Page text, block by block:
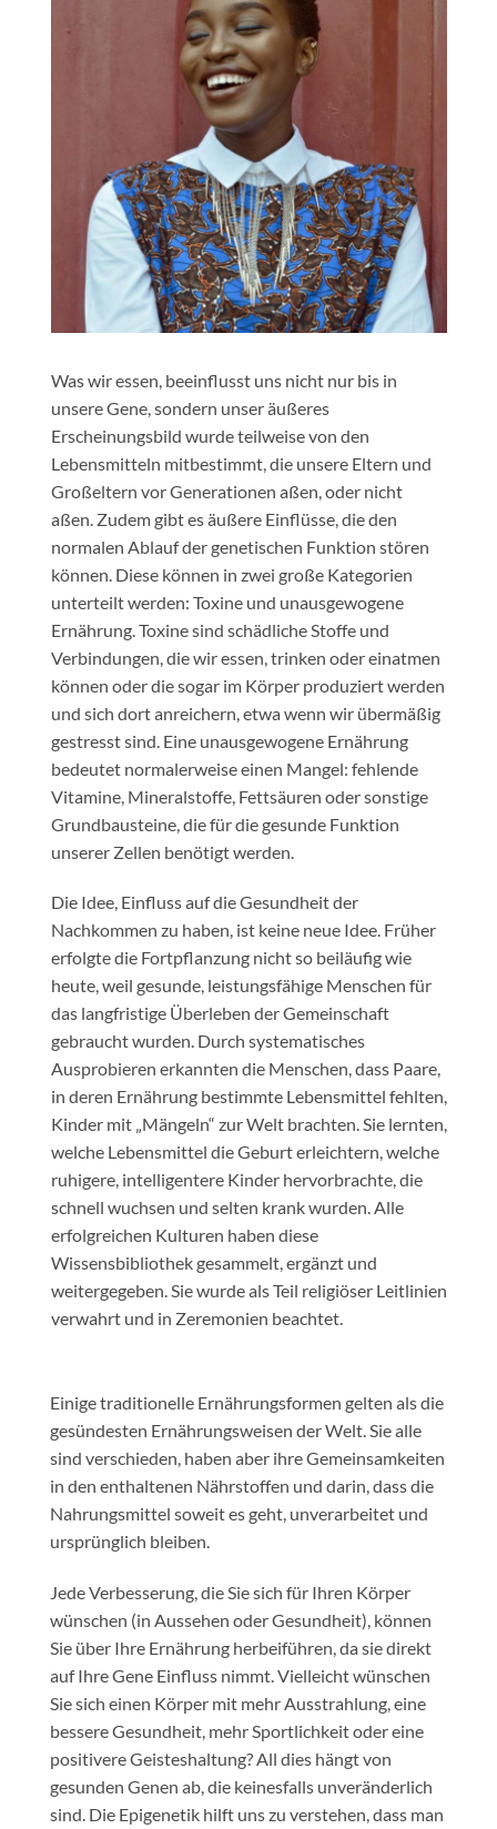
Was wir essen, beeinflusst uns nicht nur bis in
unsere Gene, sondern unser äußeres
Erscheinungsbild wurde teilweise von den
Lebensmitteln mitbestimmt, die unsere Eltern und
Großeltern vor Generationen aßen, oder nicht
aßen. Zudem gibt es äußere Einflüsse, die den
normalen Ablauf der genetischen Funktion stören
können. Diese können in zwei große Kategorien
unterteilt werden: Toxine und unausgewogene
Ernährung. Toxine sind schädliche Stoffe und
Verbindungen, die wir essen, trinken oder einatmen
können oder die sogar im Körper produziert werden
und sich dort anreichern, etwa wenn wir übermäßig
gestresst sind. Eine unausgewogene Ernährung
bedeutet normalerweise einen Mangel: fehlende
Vitamine, Mineralstoffe, Fettsäuren oder sonstige
Grundbausteine, die für die gesunde Funktion
unserer Zellen benötigt werden.
Die Idee, Einfluss auf die Gesundheit der
Nachkommen zu haben, ist keine neue Idee. Früher
erfolgte die Fortpflanzung nicht so beiläufig wie
heute, weil gesunde, leistungsfähige Menschen für
das langfristige Überleben der Gemeinschaft
gebraucht wurden. Durch systematisches
Ausprobieren erkannten die Menschen, dass Paare,
in deren Ernährung bestimmte Lebensmittel fehlten,
Kinder mit „Mängeln“ zur Welt brachten. Sie lernten,
welche Lebensmittel die Geburt erleichtern, welche
ruhigere, intelligentere Kinder hervorbrachte, die
schnell wuchsen und selten krank wurden. Alle
erfolgreichen Kulturen haben diese
Wissensbibliothek gesammelt, ergänzt und
weitergegeben. Sie wurde als Teil religiöser Leitlinien
verwahrt und in Zeremonien beachtet.
Einige traditionelle Ernährungsformen gelten als die
gesündesten Ernährungsweisen der Welt. Sie alle
sind verschieden, haben aber ihre Gemeinsamkeiten
in den enthaltenen Nährstoffen und darin, dass die
Nahrungsmittel soweit es geht, unverarbeitet und
ursprünglich bleiben.
Jede Verbesserung, die Sie sich für Ihren Körper
wünschen (in Aussehen oder Gesundheit), können
Sie über Ihre Ernährung herbeiführen, da sie direkt
auf Ihre Gene Einfluss nimmt. Vielleicht wünschen
Sie sich einen Körper mit mehr Ausstrahlung, eine
bessere Gesundheit, mehr Sportlichkeit oder eine
positivere Geisteshaltung? All dies hängt von
gesunden Genen ab, die keinesfalls unveränderlich
sind. Die Epigenetik hilft uns zu verstehen, dass man